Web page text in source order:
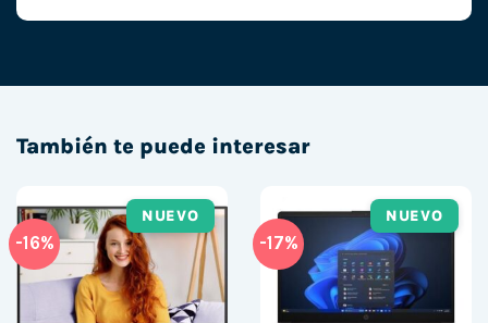
También te puede interesar
-16%
NUEVO
-17%
NUEVO